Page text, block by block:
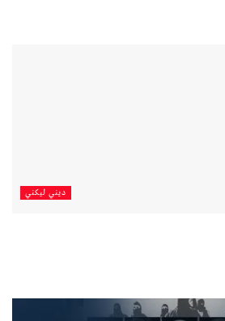
دیني لیکني